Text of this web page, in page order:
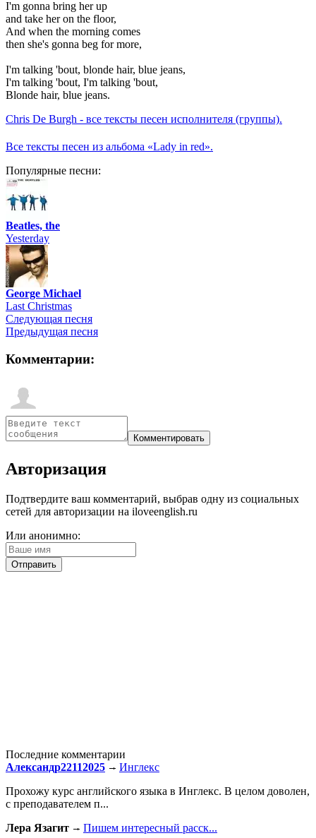
I'm gonna bring her up
and take her on the floor,
And when the morning comes
then she's gonna beg for more,
I'm talking 'bout, blonde hair, blue jeans,
I'm talking 'bout, I'm talking 'bout,
Blonde hair, blue jeans.
Chris De Burgh - все тексты песен исполнителя (группы).
Все тексты песен из альбома «Lady in red».
Популярные песни:
Beatles, the
Yesterday
George Michael
Last Christmas
Следующая песня
Предыдущая песня
Комментарии:
Авторизация
Подтвердите ваш комментарий, выбрав одну из социальных
сетей для авторизации на iloveenglish.ru
Или анонимно:
Последние комментарии
Александр22112025
Инглекс
Прохожу курс английского языка в Инглекс. В целом доволен,
с преподавателем п...
Лера Язагит
Пишем интересный расск...